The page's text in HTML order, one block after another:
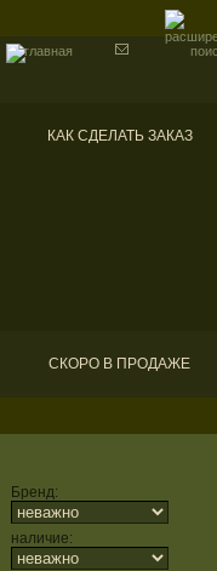
КАК СДЕЛАТЬ ЗАКАЗ
СКОРО В ПРОДАЖЕ
Бренд:
наличие: